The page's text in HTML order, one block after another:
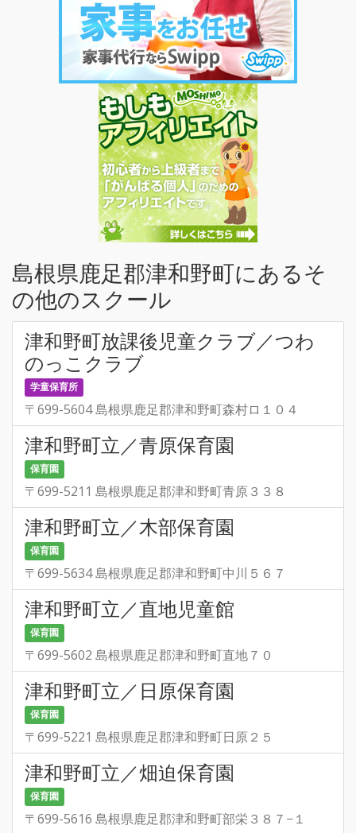
島根県鹿足郡津和野町にあるそ
の他のスクール
津和野町放課後児童クラブ／つわ
のっこクラブ
学童保育所
〒699-5604 島根県鹿足郡津和野町森村ロ１０４
津和野町立／青原保育園
保育園
〒699-5211 島根県鹿足郡津和野町青原３３８
津和野町立／木部保育園
保育園
〒699-5634 島根県鹿足郡津和野町中川５６７
津和野町立／直地児童館
保育園
〒699-5602 島根県鹿足郡津和野町直地７０
津和野町立／日原保育園
保育園
〒699-5221 島根県鹿足郡津和野町日原２５
津和野町立／畑迫保育園
保育園
〒699-5616 島根県鹿足郡津和野町部栄３８７−１